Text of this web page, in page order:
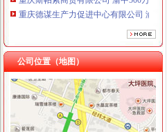
成都国科海博信息技术股份有限公司重
重庆市优研房地产营销策划有限公司
重庆全景信息技术有限公司 渝江 （工商
重庆泰盛贷款咨询有限公司 渝高 （工商
重庆奎颜尼商贸有限公司 渝中100万 （工
重庆尊博贸易有限公司 渝江 （工商注册）
重庆科米克商贸有限责任公司 渝北50万
重庆瑾崇进出口贸易有限公司 渝中100万
公司位置（地图）
石井坡
重庆沙坪坝石井坡化妆学校排名重庆新
沙坪坝石井坡：取缔违建猪场百姓拍手